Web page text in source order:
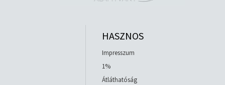
HASZNOS
Impresszum
1%
Átláthatóság